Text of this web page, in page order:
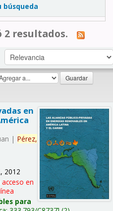
búsqueda
2 resultados.
en
| Pérez,
2012
en
para